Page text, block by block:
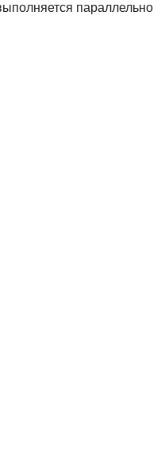
параллельно